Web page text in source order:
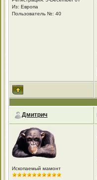
Из: Европа
Пользователь №: 40
Дмитрич
Ископаемый мамонт